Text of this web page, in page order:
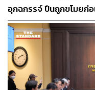
อีกเรื่องจะเข้าขอบคุณน
ติดตามคดีคนร้ายลอบยิง
พรรคประชาชาติ ซึ่งล่า
ทั้ง 5 คนแล้ว โดยหลังจ
จะต้องสอบสวนต่อไป เ
เนื่องจาก กมลศักดิ์ ไม่ไ
เชื่อว่าต้องมีบุคคลที่อยู่เ
อุกฉกรรจ์ ปืนถูกขโมยก่